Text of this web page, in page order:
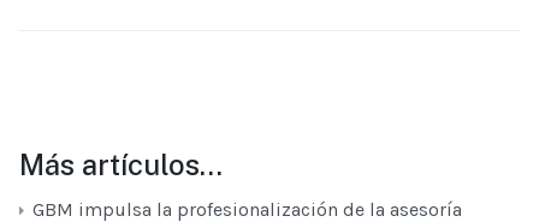
Más artículos…
GBM impulsa la profesionalización de la asesoría